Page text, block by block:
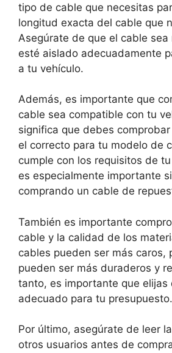
tipo de cable que necesitas
longitud exacta del cable que
Asegúrate de que el cable
esté aislado adecuadamente
a tu vehículo.
Además, es importante que
cable sea compatible con tu
significa que debes
el correcto para tu modelo de
cumple con los requisitos de
es especialmente importante
comprando un cable de
También es importante
cable y la calidad de los
cables pueden ser más caros,
pueden ser más duraderos y
tanto, es importante que elijas
adecuado para tu presupuesto.
Por último, asegúrate de leer
otros usuarios antes de